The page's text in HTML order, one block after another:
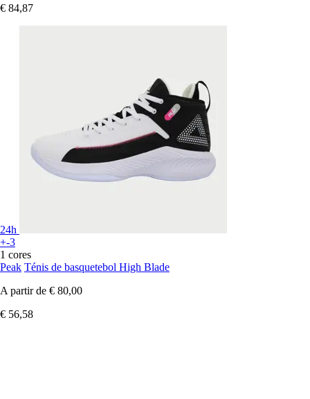
€ 84,87
24h
+-3
1 cores
Peak Ténis de basquetebol High Blade
A partir de € 80,00
€ 56,58